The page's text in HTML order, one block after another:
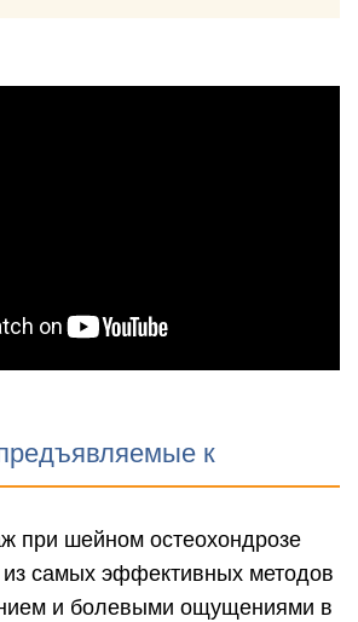
к
при шейном остеохондрозе
самых эффективных методов
и болевыми ощущениями в